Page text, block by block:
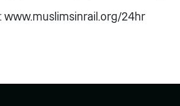
www.muslimsinrail.org/24hr